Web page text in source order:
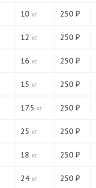
10 кг 250 ₽
12 кг 250 ₽
16 кг 250 ₽
15 кг 250 ₽
17.5 кг 250 ₽
25 кг 250 ₽
18 кг 250 ₽
24 кг 250 ₽